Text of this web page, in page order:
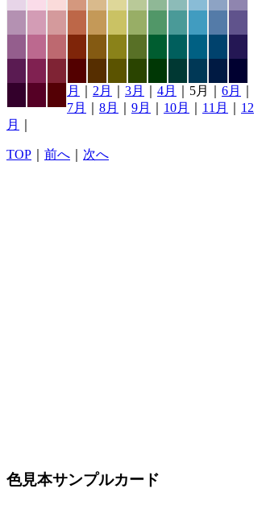
月 2月 3月 4月 ｜5月｜ 6月
7月
8月 9月 10月 11月
12
月
TOP 前へ 次へ
色見本サンプルカード